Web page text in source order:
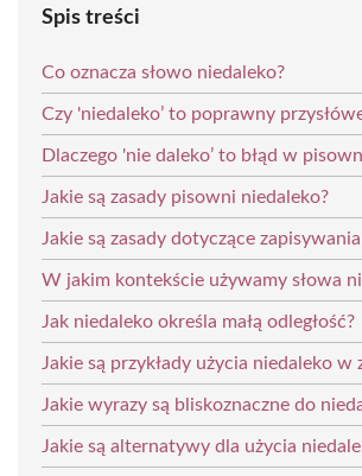
Spis treści
Co oznacza słowo niedaleko?
Czy 'niedaleko’ to poprawny
Dlaczego 'nie daleko’ to błąd w
Jakie są zasady pisowni niedaleko?
Jakie są zasady dotyczące
W jakim kontekście używamy słowa
Jak niedaleko określa małą odległość?
Jakie są przykłady użycia niedaleko w
Jakie wyrazy są bliskoznaczne do
Jakie są alternatywy dla użycia